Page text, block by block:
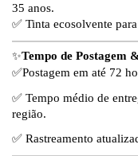
35 anos.
✅ Tinta ecosolvente
✨Tempo de Postagem
✅Postagem em até 72
✅ Tempo médio de
região.
✅ Rastreamento